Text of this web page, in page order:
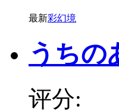
最新彩幻境
うちの
评分: